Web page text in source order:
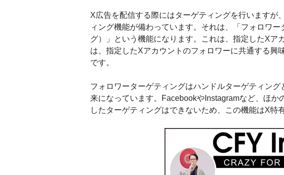
X広告を配信する際にはターゲティングを行いますが
ィング機能が備わっています。それは、「フォロワ
グ）」という機能になります。これは、指定したXア
は、指定したXアカウントのフォロワーに共通する興
です。
フォロワーターゲティングはハンドルターゲティン
来になっています。FacebookやInstagramなど、ほ
したターゲティングはできないため、この機能はX特